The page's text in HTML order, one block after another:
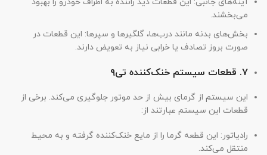
می‌بخشند.
بخش‌های بدنه مانند درب‌ها، گلگیرها و سپرها: این قطعات در
صورت بروز تصادف یا خرابی نیاز به تعویض دارند.
۷. قطعات سیستم خنک‌کننده تی۹
این سیستم از گرمای بیش از حد موتور جلوگیری می‌کند. برخی از
قطعات این سیستم عبارتند از:
رادیاتور: این قطعه گرما را از مایع خنک‌کننده گرفته و به محیط
منتقل می‌کند.